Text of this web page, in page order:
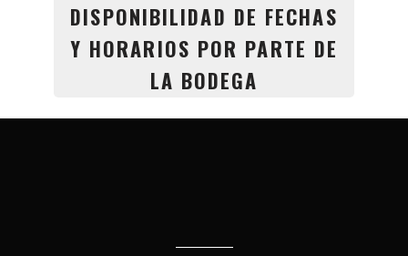
DISPONIBILIDAD DE FECHAS
Y HORARIOS POR PARTE DE
LA BODEGA